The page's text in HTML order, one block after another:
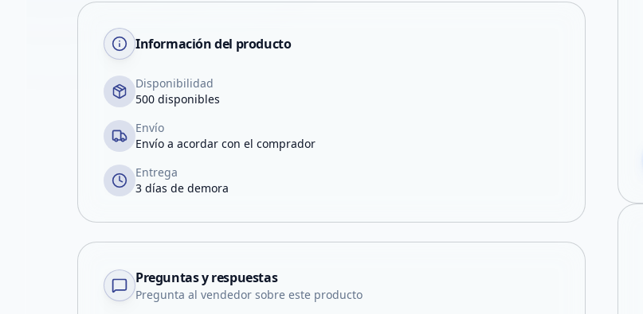
Información del producto
Disponibilidad
500 disponibles
Envío
Envío a acordar con el comprador
Entrega
3 días de demora
Preguntas y respuestas
Pregunta al vendedor sobre este producto